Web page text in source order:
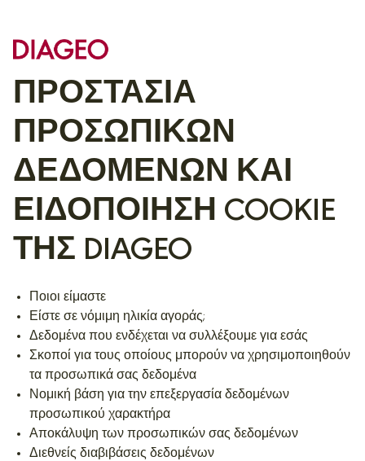
ΠΡΟΣΤΑΣΙΑ
ΠΡΟΣΩΠΙΚΩΝ
ΔΕΔΟΜΕΝΩΝ ΚΑΙ
ΕΙΔΟΠΟΙΗΣΗ COOKIE
ΤΗΣ DIAGEO
Ποιοι είμαστε
Είστε σε νόμιμη ηλικία αγοράς;
Δεδομένα που ενδέχεται να συλλέξουμε για εσάς
Σκοποί για τους οποίους μπορούν να χρησιμοποιηθούν
τα προσωπικά σας δεδομένα
Νομική βάση για την επεξεργασία δεδομένων
προσωπικού χαρακτήρα
Αποκάλυψη των προσωπικών σας δεδομένων
Διεθνείς διαβιβάσεις δεδομένων